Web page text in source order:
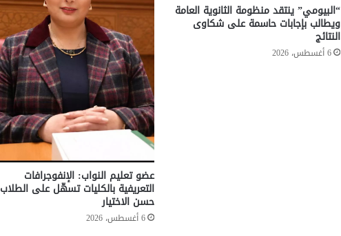
“البيومي” ينتقد منظومة الثانوية العامة
ويطالب بإجابات حاسمة على شكاوى
النتائج
6 أغسطس، 2026
عضو تعليم النواب: الإنفوجرافات
التعريفية بالكليات تسهّل على الطلاب
حسن الاختيار
6 أغسطس، 2026